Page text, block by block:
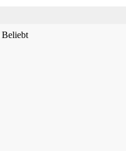
Beliebt